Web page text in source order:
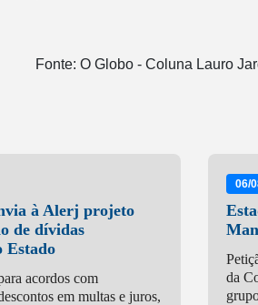
Fonte: O Globo - Coluna Lauro
à Alerj projeto
de dívidas
Estado
acordos com
em multas e juros,
06/
da